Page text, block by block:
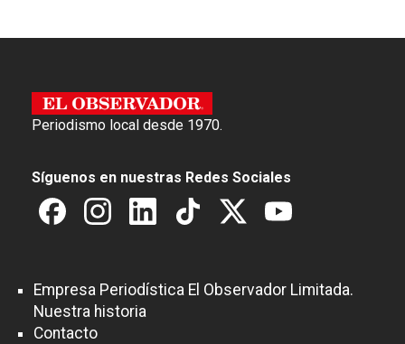
Periodismo local desde 1970.
Síguenos en nuestras Redes Sociales
Empresa Periodística El Observador Limitada.
Nuestra historia
Contacto